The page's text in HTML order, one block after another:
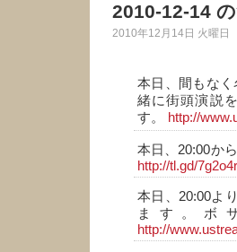
2010-12-14
2010年12月14日 火曜日
本日、間もな
緒に街頭演説
す。
http://
本日、20:00か
http://tl.gd/7g2o4r
本日、20:00よ
ます。ボ
http://